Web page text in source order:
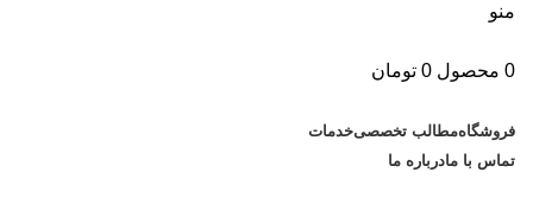
منو
0 محصول 0 تومان
فروشگاهمطالب تخصصیخدمات
تماس با مادرباره ما